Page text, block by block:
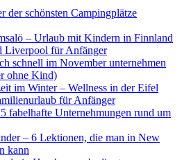
der schönsten Campingplätze
– Urlaub mit Kindern in Finnland
Liverpool für Anfänger
schnell im November unternehmen
ohne Kind)
im Winter – Wellness in der Eifel
für Anfänger
fabelhafte Unternehmungen rund um
– 6 Lektionen, die man in New
kann